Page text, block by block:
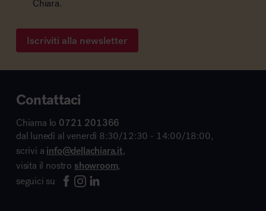
Chiara.
Iscriviti alla newsletter
Contattaci
Chiama lo 0721 201366
dal lunedì al venerdì 8:30/12:30 - 14:00/18:00,
scrivi a info@dellachiara.it,
visita il nostro showroom,
seguici su